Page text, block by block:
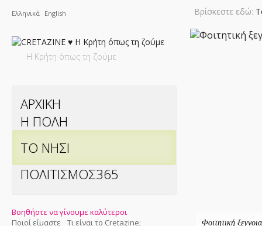
Ελληνικά English
Η Κρήτη όπως τη ζούμε
ΑΡΧΙΚΗ
Η ΠΟΛΗ
ΤΟ ΝΗΣΙ
ΠΟΛΙΤΙΣΜΟΣ365
Βοηθήστε να γίνουμε καλύτεροι
Ποιοί είμαστε
Τι είναι το Cretazine;
Βρίσκεστε εδώ:
Φοιτητική